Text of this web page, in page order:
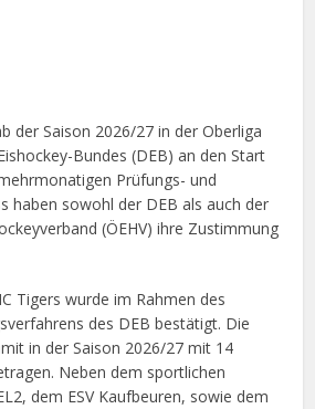
der Saison 2026/27 in der Oberliga
Bundes (DEB) an den Start
Prüfungs- und
haben sowohl der DEB als auch der
(ÖEHV) ihre Zustimmung
Tigers wurde im Rahmen des
des DEB bestätigt. Die
in der Saison 2026/27 mit 14
Neben dem sportlichen
dem ESV Kaufbeuren, sowie dem